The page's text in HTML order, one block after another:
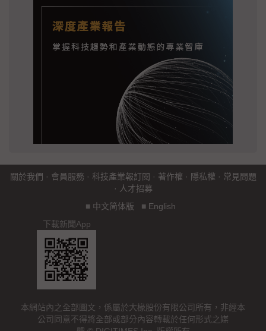
關於我們 · 會員服務 · 科技產業報訂閱 · 著作權 · 隱私權 · 常見問題
· 人才招募
■ 中文简体版 ■ English
下載新聞App
本網站內之全部圖文，係屬於大椽股份有限公司所有，非經本
公司同意不得將全部或部分內容轉載於任何形式之媒